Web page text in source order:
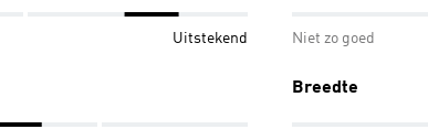
Uitstekend Niet zo goed
Breedte